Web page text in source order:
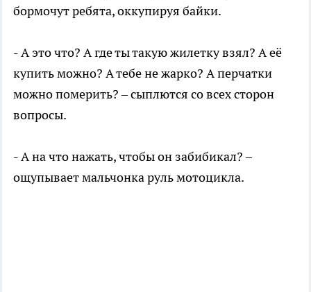
бормочут ребята, оккупируя байки.
- А это что? А где ты такую жилетку взял? А её
купить можно? А тебе не жарко? А перчатки
можно померить? – сыплются со всех сторон
вопросы.
- А на что нажать, чтобы он забибикал? –
ощупывает мальчонка руль мотоцикла.